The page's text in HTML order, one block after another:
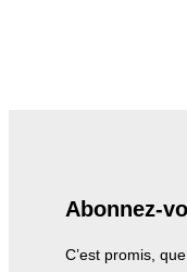
Abonnez-
C’est promis,